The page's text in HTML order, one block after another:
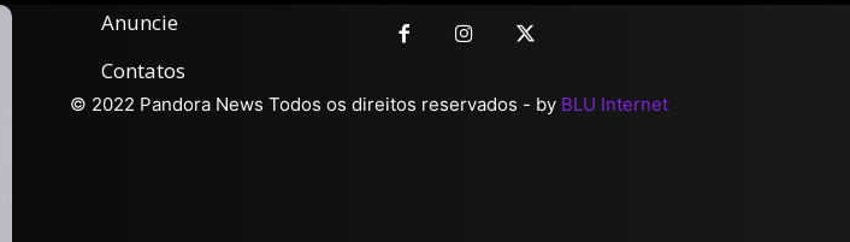
Anuncie
Contatos
© 2022 Pandora News Todos os direitos reservados - by BLU Internet